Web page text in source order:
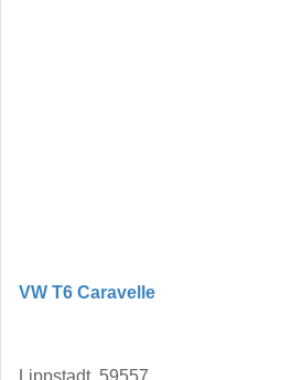
VW T6 Caravelle
Lippstadt, 59557